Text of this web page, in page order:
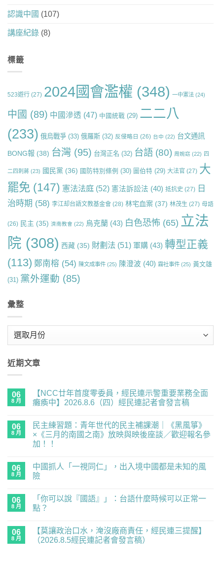
認識中國 (107)
講座紀錄 (8)
標籤
523遊行 (27) 2024國會濫權 (348) 一中憲法 (24)
中國 (89) 中國滲透 (47) 中國統戰 (29) 二二八
(233) 俄烏戰爭 (33) 俄羅斯 (32) 反侵略日 (26) 台中 (22) 台文通訊
BONG報 (38) 台灣 (95) 台灣正名 (32) 台語 (80) 周婉窈 (22) 四
二四刺蔣 (23) 國民黨 (36) 國防特別條例 (30) 圖伯特 (29) 大法官 (27) 大
罷免 (147) 憲法法庭 (52) 憲法訴訟法 (40) 抵抗史 (27) 日
治時期 (58) 李江却台語文教基金會 (28) 林宅血案 (37) 林茂生 (27) 母語
(26) 民主 (35) 濟南教會 (22) 烏克蘭 (43) 白色恐怖 (65) 立法
院 (308) 西藏 (35) 財劃法 (51) 軍購 (43) 轉型正義
(113) 鄭南榕 (54) 陳文成事件 (25) 陳澄波 (40) 霧社事件 (25) 黃文雄
(31) 黨外運動 (85)
彙整
近期文章
06
8 月
【NCC廿年首度零委員，經民連示警重要業務全面
癱瘓中】2026.8.6（四）經民連記者會發言稿
廿
首
度
員，
經
民
要
留
言
06
8 月
民主練習題：青年世代的民主補課潮｜《黑風箏》
×《三月的南國之南》放映與映後座談／歡迎報名參
加！！
主
練
習
世
代
留
言
06
8 月
中國抓人「一視同仁」，出入境中國都是未知的風
險
抓
人
仁」，
言
06
8 月
「你可以說『國語』」：台語什麼時候可以正常一
點？
06
8 月
【莫讓政治口水，淹沒廠商責任，經民連三提醒】
（2026.8.5經民連記者會發言稿）